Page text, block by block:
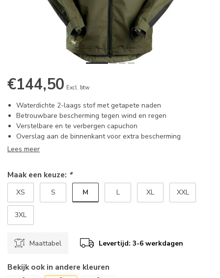
€144,50 Excl. btw
Waterdichte 2-laags stof met getapete naden
Betrouwbare bescherming tegen wind en regen
Verstelbare en te verbergen capuchon
Overslag aan de binnenkant voor extra bescherming
Lees meer
Maak een keuze: *
XS S M L XL XXL
3XL
Maattabel Levertijd: 3-6 werkdagen
Bekijk ook in andere kleuren